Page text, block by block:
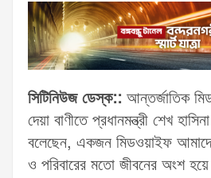
সিটিনিউজ ডেস্ক:: আন্তর্জাতিক
দেয়া বাণীতে প্রধানমন্ত্রী শেখ
বলেছেন, একজন মিডওয়াইফ
ও পরিবারের মতো জীবনের অংশ